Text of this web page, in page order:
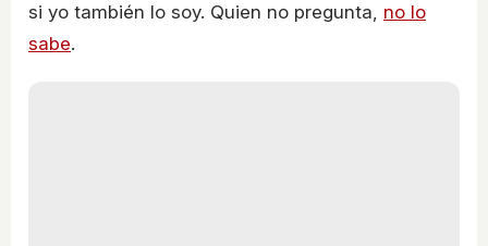
si yo también lo soy. Quien no pregunta, no lo
sabe.